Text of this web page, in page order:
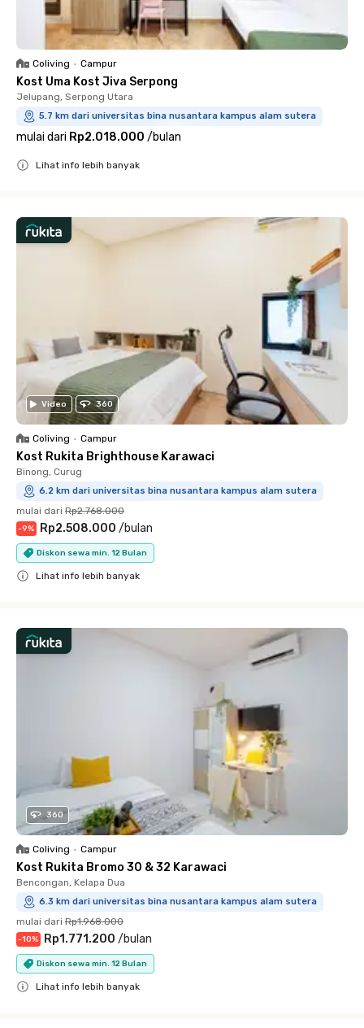
Coliving • Campur
Kost Uma Kost Jiva Serpong
Jelupang, Serpong Utara
5.7 km dari universitas bina nusantara kampus alam sutera
mulai dari Rp2.018.000 /bulan
Lihat info lebih banyak
Video 360
Coliving • Campur
Kost Rukita Brighthouse Karawaci
Binong, Curug
6.2 km dari universitas bina nusantara kampus alam sutera
mulai dari Rp2.768.000
-9% Rp2.508.000 /bulan
Diskon sewa min. 12 Bulan
Lihat info lebih banyak
360
Coliving • Campur
Kost Rukita Bromo 30 & 32 Karawaci
Bencongan, Kelapa Dua
6.3 km dari universitas bina nusantara kampus alam sutera
mulai dari Rp1.968.000
-10% Rp1.771.200 /bulan
Diskon sewa min. 12 Bulan
Lihat info lebih banyak